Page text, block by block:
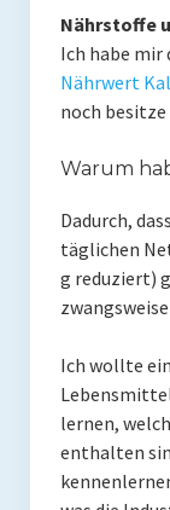
Paleo Bücher
Abnehmen mit
Gehirn-Pflege
Paleo Bücher
Pawel M. Konefal
Publikationen
Presse
Nährstoffe
Ich habe mir
Nährwert
noch
Warum
Dadurch,
täglichen
g reduziert)
Ich wollte
lernen,
enthalten